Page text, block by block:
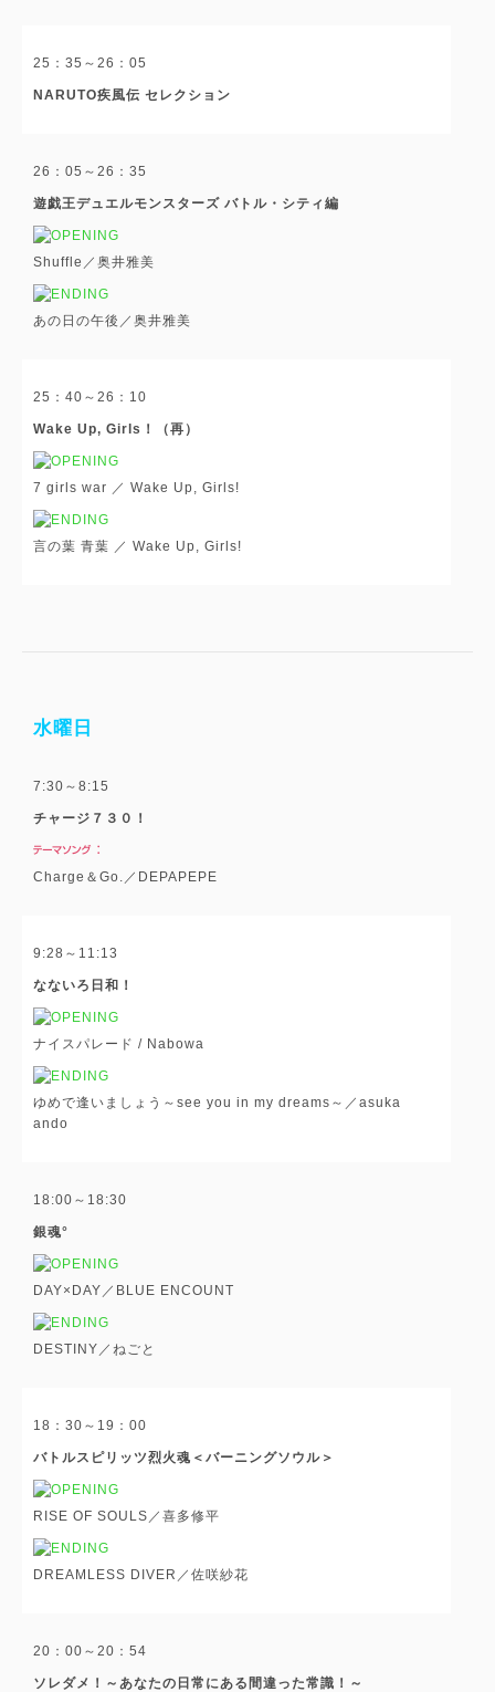
25：35～26：05
NARUTO疾風伝 セレクション
26：05～26：35
遊戯王デュエルモンスターズ バトル・シティ編
Shuffle／奥井雅美
あの日の午後／奥井雅美
25：40～26：10
Wake Up, Girls！（再）
7 girls war ／ Wake Up, Girls!
言の葉 青葉 ／ Wake Up, Girls!
水曜日
7:30～8:15
チャージ７３０！
Charge＆Go.／DEPAPEPE
9:28～11:13
なないろ日和！
ナイスパレード / Nabowa
ゆめで逢いましょう～see you in my dreams～／asuka
ando
18:00～18:30
銀魂°
DAY×DAY／BLUE ENCOUNT
DESTINY／ねごと
18：30～19：00
バトルスピリッツ烈火魂＜バーニングソウル＞
RISE OF SOULS／喜多修平
DREAMLESS DIVER／佐咲紗花
20：00～20：54
ソレダメ！～あなたの日常にある間違った常識！～